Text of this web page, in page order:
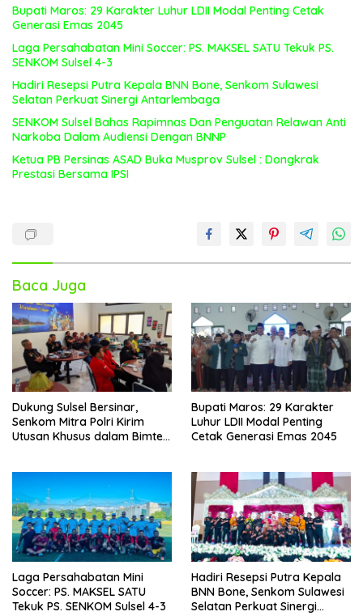
Bupati Maros: 29 Karakter Luhur LDII Modal Penting Cetak
Generasi Emas 2045
Laga Persahabatan Mini Soccer: PS. MAKSEL SATU Tekuk PS.
SENKOM Sulsel 4-3
Hadiri Resepsi Putra Kepala BNN Bone, Senkom Sulawesi
Selatan Perkuat Sinergi Antarlembaga
SENKOM Sulsel Bahas Rapimnas Dan Penguatan Relawan Anti
Narkoba Dalam Audiensi Dengan BNNP
Ketua PB Persinas ASAD Buka Musprov Sulsel : Dongkrak
Prestasi Bersama IPSI
Baca Juga
Dukung Sulsel Bersinar,
Senkom Mitra Polri Kirim
Utusan Khusus dalam Bimtek
Bupati Maros: 29 Karakter
Luhur LDII Modal Penting
Cetak Generasi Emas 2045
Laga Persahabatan Mini
Soccer: PS. MAKSEL SATU
Tekuk PS. SENKOM Sulsel 4-3
Hadiri Resepsi Putra Kepala
BNN Bone, Senkom Sulawesi
Selatan Perkuat Sinergi